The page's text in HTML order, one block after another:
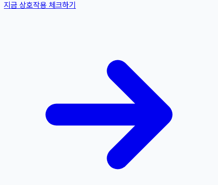
지금 상호작용 체크하기